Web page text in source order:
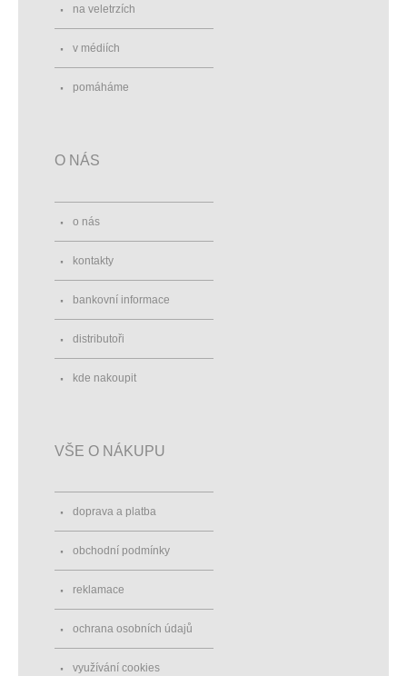
na veletrzích
v médiích
pomáháme
O NÁS
o nás
kontakty
bankovní informace
distributoři
kde nakoupit
VŠE O NÁKUPU
doprava a platba
obchodní podmínky
reklamace
ochrana osobních údajů
využívání cookies